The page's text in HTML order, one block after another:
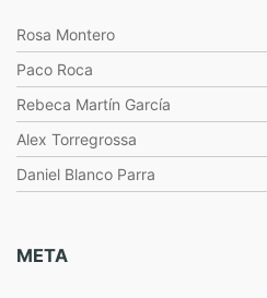
Rosa Montero
Paco Roca
Rebeca Martín García
Alex Torregrossa
Daniel Blanco Parra
META